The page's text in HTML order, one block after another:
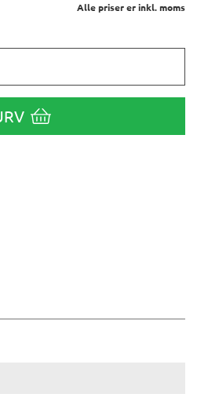
Alle priser er inkl. moms